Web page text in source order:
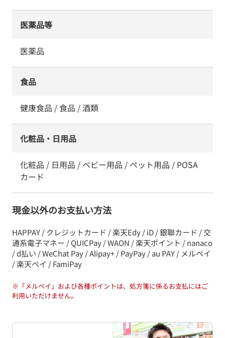
医薬品等
医薬品
食品
健康食品 / 食品 / 酒類
化粧品・日用品
化粧品 / 日用品 / ベビー用品 / ペット用品 / POSA
カード
現金以外のお支払い方法
HAPPAY / クレジットカード / 楽天Edy / iD / 銀聯カード / 交
通系電子マネー / QUICPay / WAON / 楽天ポイント / nanaco
/ d払い / WeChat Pay / Alipay+ / PayPay / au PAY / メルペイ
/ 楽天ペイ / FamiPay
※ 「メルペイ」および各種ポイントは、処方箋に係るお支払にはご
利用いただけません。